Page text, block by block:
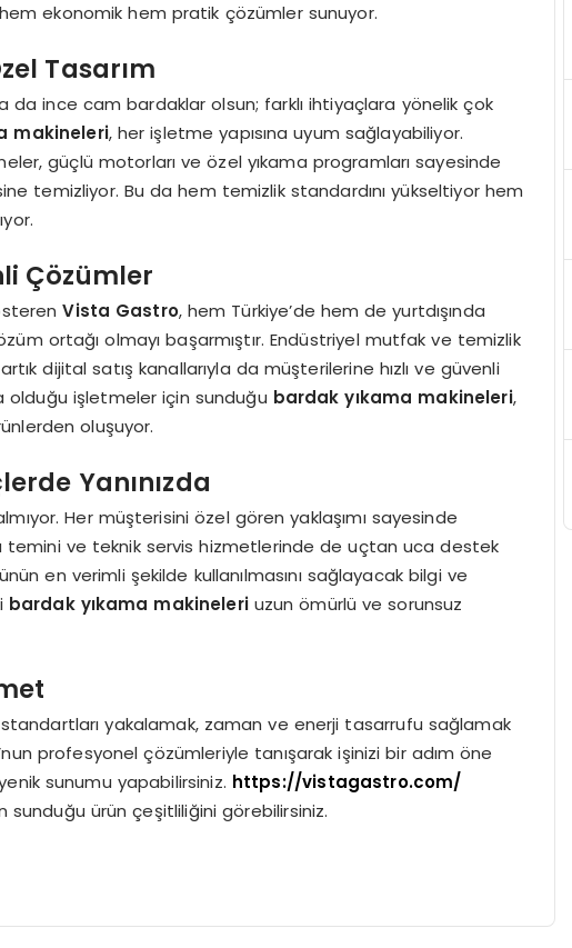
ekonomik hem pratik çözümler sunuyor.
Tasarım
da ince cam bardaklar olsun; farklı ihtiyaçlara yönelik çok
makineleri, her işletme yapısına uyum sağlayabiliyor.
güçlü motorları ve özel yıkama programları sayesinde
temizliyor. Bu da hem temizlik standardını yükseltiyor hem
Çözümler
Vista Gastro, hem Türkiye’de hem de yurtdışında
ortağı olmayı başarmıştır. Endüstriyel mutfak ve temizlik
dijital satış kanallarıyla da müşterilerine hızlı ve güvenli
olduğu işletmeler için sunduğu bardak yıkama makineleri,
oluşuyor.
Yanınızda
Her müşterisini özel gören yaklaşımı sayesinde
temini ve teknik servis hizmetlerinde de uçtan uca destek
en verimli şekilde kullanılmasını sağlayacak bilgi ve
bardak yıkama makineleriuzun ömürlü ve sorunsuz
yakalamak, zaman ve enerji tasarrufu sağlamak
profesyonel çözümleriyle tanışarak işinizi bir adım öne
sunumu yapabilirsiniz. https://vistagastro.com/
ürün çeşitliliğini görebilirsiniz.